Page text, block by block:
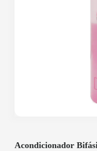
Acondicionador